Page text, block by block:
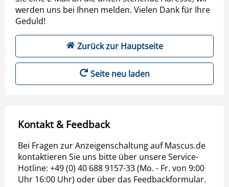
werden uns bei Ihnen melden. Vielen Dank für Ihre
Geduld!
Zurück zur Hauptseite
Seite neu laden
Kontakt & Feedback
Bei Fragen zur Anzeigenschaltung auf Mascus.de
kontaktieren Sie uns bitte über unsere Service-
Hotline: +49 (0) 40 688 9157-33 (Mo. - Fr. von 9:00
Uhr 16:00 Uhr) oder über das Feedbackformular.